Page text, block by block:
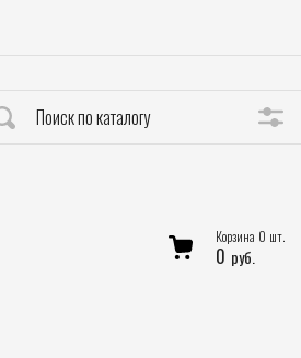
Корзина 0 шт.
0 руб.